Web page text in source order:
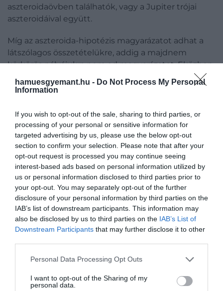
hamuesgyemant.hu - Do Not Process My Personal
Information
If you wish to opt-out of the sale, sharing to third parties, or
processing of your personal or sensitive information for
targeted advertising by us, please use the below opt-out
section to confirm your selection. Please note that after your
opt-out request is processed you may continue seeing
interest-based ads based on personal information utilized by
us or personal information disclosed to third parties prior to
your opt-out. You may separately opt-out of the further
disclosure of your personal information by third parties on the
IAB’s list of downstream participants. This information may
also be disclosed by us to third parties on the IAB’s List of
Downstream Participants that may further disclose it to other
Please note that this website/app uses one or more Google
not limited to your visit or usage behaviour. You may click to
grant or deny consent to Google and its third-party tags to
Personal Data Processing Opt Outs
I want to opt-out of the Sharing of my
personal data.
aszteroidaövben találhatók, vagy a Jupiter trójai
aszteroidáival együtt.
Míg az aszteroida-hipotézis magyarázatot adhat a
látszólagos összetételükre, addig a majdnem
körkörös pályájukra nem ad magyarázatot. Eközben
a törmelékkorong-hipotézis indokot adhat a
körkörös pályára, de nem magyarázza jól a holdak